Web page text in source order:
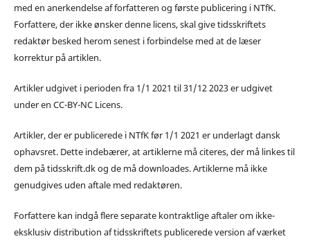
med en anerkendelse af forfatteren og første publicering i NTfK.
Forfattere, der ikke ønsker denne licens, skal give tidsskriftets
redaktør besked herom senest i forbindelse med at de læser
korrektur på artiklen.
Artikler udgivet i perioden fra 1/1 2021 til 31/12 2023 er udgivet
under en CC-BY-NC Licens.
Artikler, der er publicerede i NTfK før 1/1 2021 er underlagt dansk
ophavsret. Dette indebærer, at artiklerne må citeres, der må linkes til
dem på tidsskrift.dk og de må downloades. Artiklerne må ikke
genudgives uden aftale med redaktøren.
Forfattere kan indgå flere separate kontraktlige aftaler om ikke-
eksklusiv distribution af tidsskriftets publicerede version af værket